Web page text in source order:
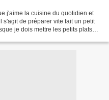
j'aime la cuisine du quotidien et
de préparer vite fait un petit
je dois mettre les petits plats